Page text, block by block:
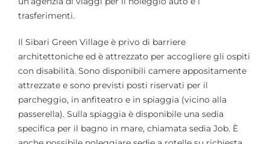
trasferimenti.
Il Sibari Green Village è privo di barriere
architettoniche ed è attrezzato per accogliere gli ospiti
con disabilità. Sono disponibili camere appositamente
attrezzate e sono previsti posti riservati per il
parcheggio, in anfiteatro e in spiaggia (vicino alla
passerella). Sulla spiaggia è disponibile una sedia
specifica per il bagno in mare, chiamata sedia Job. È